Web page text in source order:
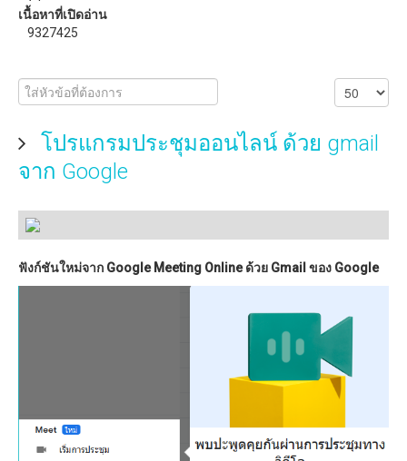
เนื้อหาที่เปิดอ่าน
9327425
โปรแกรมประชุมออนไลน์ ด้วย gmail
จาก Google
ฟังก์ชันใหม่จาก Google Meeting Online ด้วย Gmail ของ Google